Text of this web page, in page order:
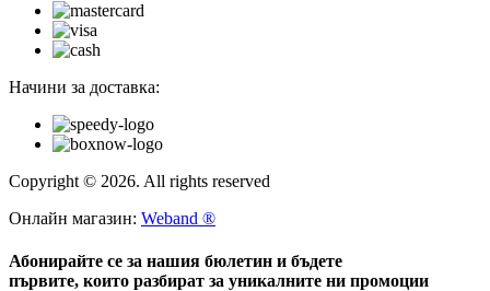
Начини за доставка:
Copyright © 2026. All rights reserved
Онлайн магазин: Weband ®
Абонирайте се за нашия бюлетин и бъдете
първите, които разбират за уникалните ни промоции